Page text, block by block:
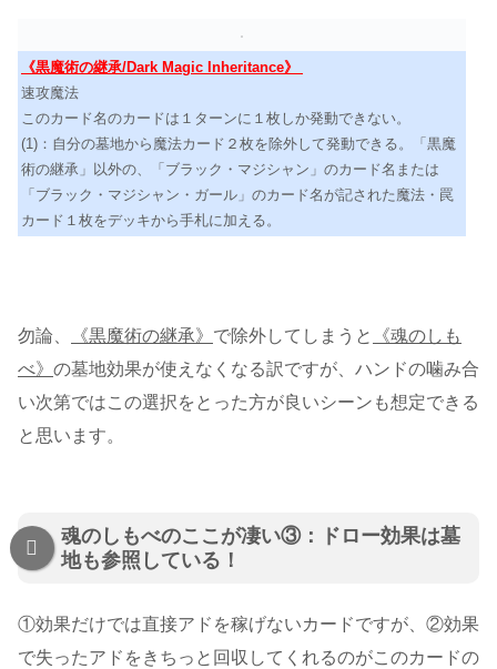
《黒魔術の継承/Dark Magic Inheritance》
速攻魔法
このカード名のカードは１ターンに１枚しか発動できない。
(1)：自分の墓地から魔法カード２枚を除外して発動できる。「黒魔
術の継承」以外の、「ブラック・マジシャン」のカード名または
「ブラック・マジシャン・ガール」のカード名が記された魔法・罠
カード１枚をデッキから手札に加える。
勿論、 《黒魔術の継承》 で除外してしまうと
《魂のしも
べ》 の墓地効果が使えなくなる訳ですが、ハンドの噛み合
い次第ではこの選択をとった方が良いシーンも想定できる
と思います。
魂のしもべのここが凄い③：ドロー効果は墓
地も参照している！
①効果だけでは直接アドを稼げないカードですが、②効果
で失ったアドをきちっと回収してくれるのがこのカードの